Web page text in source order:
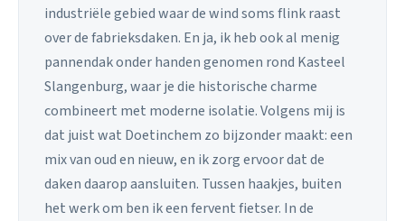
industriële gebied waar de wind soms flink raast
over de fabrieksdaken. En ja, ik heb ook al menig
pannendak onder handen genomen rond Kasteel
Slangenburg, waar je die historische charme
combineert met moderne isolatie. Volgens mij is
dat juist wat Doetinchem zo bijzonder maakt: een
mix van oud en nieuw, en ik zorg ervoor dat de
daken daarop aansluiten. Tussen haakjes, buiten
het werk om ben ik een fervent fietser. In de